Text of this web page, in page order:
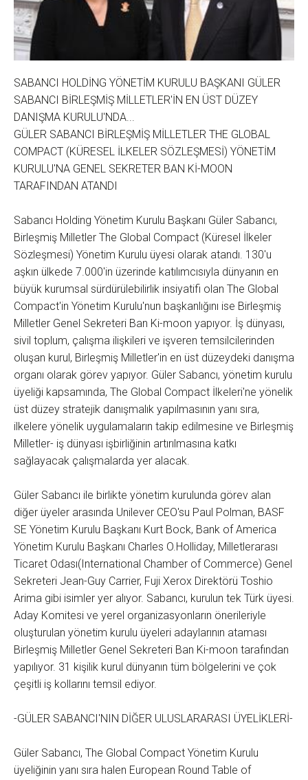
SABANCI HOLDİNG YÖNETİM KURULU BAŞKANI GÜLER
SABANCI BİRLEŞMİŞ MİLLETLER'İN EN ÜST DÜZEY
DANIŞMA KURULU'NDA...
GÜLER SABANCI BİRLEŞMİŞ MİLLETLER THE GLOBAL
COMPACT (KÜRESEL İLKELER SÖZLEŞMESİ) YÖNETİM
KURULU'NA GENEL SEKRETER BAN Kİ-MOON
TARAFINDAN ATANDI
Sabancı Holding Yönetim Kurulu Başkanı Güler Sabancı,
Birleşmiş Milletler The Global Compact (Küresel İlkeler
Sözleşmesi) Yönetim Kurulu üyesi olarak atandı. 130'u
aşkın ülkede 7.000'in üzerinde katılımcısıyla dünyanın en
büyük kurumsal sürdürülebilirlik insiyatifi olan The Global
Compact'in Yönetim Kurulu'nun başkanlığını ise Birleşmiş
Milletler Genel Sekreteri Ban Ki-moon yapıyor. İş dünyası,
sivil toplum, çalışma ilişkileri ve işveren temsilcilerinden
oluşan kurul, Birleşmiş Milletler'in en üst düzeydeki danışma
organı olarak görev yapıyor. Güler Sabancı, yönetim kurulu
üyeliği kapsamında, The Global Compact İlkeleri'ne yönelik
üst düzey stratejik danışmalık yapılmasının yanı sıra,
ilkelere yönelik uygulamaların takip edilmesine ve Birleşmiş
Milletler- iş dünyası işbirliğinin artırılmasına katkı
sağlayacak çalışmalarda yer alacak.
Güler Sabancı ile birlikte yönetim kurulunda görev alan
diğer üyeler arasında Unilever CEO'su Paul Polman, BASF
SE Yönetim Kurulu Başkanı Kurt Bock, Bank of America
Yönetim Kurulu Başkanı Charles O.Holliday, Milletlerarası
Ticaret Odası(International Chamber of Commerce) Genel
Sekreteri Jean-Guy Carrier, Fuji Xerox Direktörü Toshio
Arima gibi isimler yer alıyor. Sabancı, kurulun tek Türk üyesi.
Aday Komitesi ve yerel organizasyonların önerileriyle
oluşturulan yönetim kurulu üyeleri adaylarının ataması
Birleşmiş Milletler Genel Sekreteri Ban Ki-moon tarafından
yapılıyor. 31 kişilik kurul dünyanın tüm bölgelerini ve çok
çeşitli iş kollarını temsil ediyor.
-GÜLER SABANCI'NIN DİĞER ULUSLARARASI ÜYELİKLERİ-
Güler Sabancı, The Global Compact Yönetim Kurulu
üyeliğinin yanı sıra halen European Round Table of